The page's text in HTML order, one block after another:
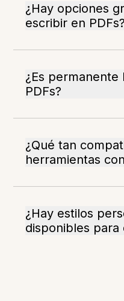
¿Hay opciones
escribir en PDFs?
¿Es permanente
PDFs?
¿Qué tan
herramientas
¿Hay estilos
disponibles para